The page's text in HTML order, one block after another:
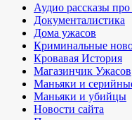
Аудио рассказы про
Документалистика
Дома ужасов
Криминальные
Кровавая История
Магазинчик Ужасов
Маньяки и
Маньяки и убийцы
Новости сайта